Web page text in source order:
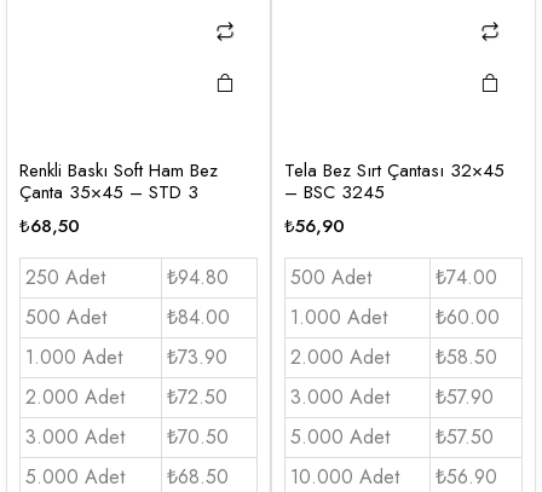
Renkli Baskı Soft Ham Bez
Çanta 35×45 – STD 3
₺68,50
250 Adet
₺94.80
500 Adet
₺84.00
1.000 Adet
₺73.90
2.000 Adet
₺72.50
3.000 Adet
₺70.50
5.000 Adet
₺68.50
Tela Bez Sırt Çantası 32×45
– BSC 3245
₺56,90
500 Adet
₺74.00
1.000 Adet
₺60.00
2.000 Adet
₺58.50
3.000 Adet
₺57.90
5.000 Adet
₺57.50
10.000 Adet
₺56.90